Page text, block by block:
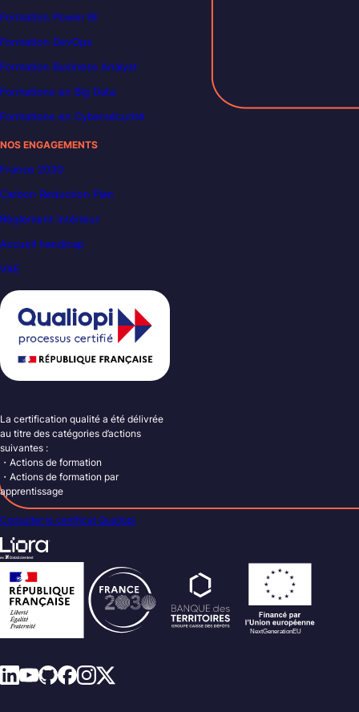
Formation Power BI
Formation DevOps
Formation Business Analyst
Formations en Big Data
Formations en Cybersécurité
NOS ENGAGEMENTS
France 2030
Carbon Reduction Plan
Règlement intérieur
Accueil handicap
VAE
La certification qualité a été délivrée
au titre des catégories d’actions
suivantes :
・Actions de formation
・Actions de formation par
apprentissage
Consulter le certificat Qualiopi